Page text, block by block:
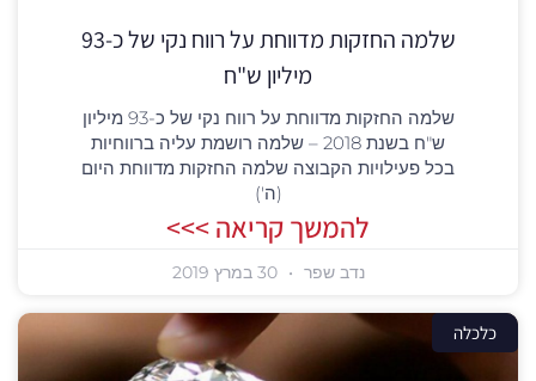
שלמה החזקות מדווחת על רווח נקי של כ-93
מיליון ש"ח
שלמה החזקות מדווחת על רווח נקי של כ-93 מיליון
ש"ח בשנת 2018 – שלמה רושמת עליה ברווחיות
בכל פעילויות הקבוצה שלמה החזקות מדווחת היום
(ה')
להמשך קריאה >>>
נדב שפר 30 במרץ 2019
כלכלה